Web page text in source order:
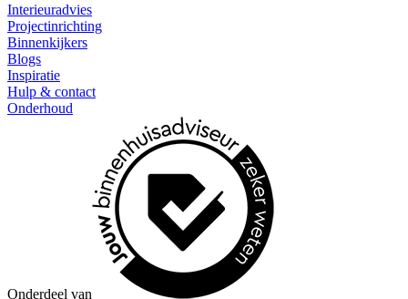
Interieuradvies
Projectinrichting
Binnenkijkers
Blogs
Inspiratie
Hulp & contact
Onderhoud
Onderdeel van